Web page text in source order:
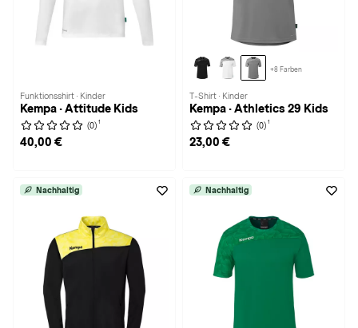
Funktionsshirt · Kinder
Kempa · Attitude Kids
(0) 1
40,00 €
+8 Farben
T-Shirt · Kinder
Kempa · Athletics 29 Kids
(0) 1
23,00 €
Nachhaltig Nachhaltig